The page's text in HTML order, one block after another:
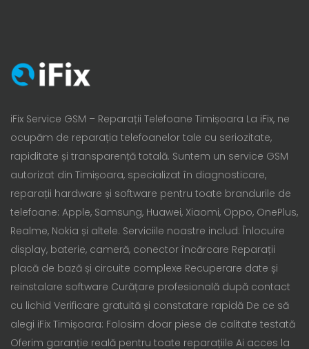
iFix Service GSM – Reparații Telefoane Timișoara La iFix, ne
ocupăm de reparația telefoanelor tale cu seriozitate,
rapiditate și transparență totală. Suntem un service GSM
autorizat din Timișoara, specializat în diagnosticare,
reparații hardware și software pentru toate brandurile de
telefoane: Apple, Samsung, Huawei, Xiaomi, Oppo, OnePlus,
Realme, Nokia și altele. Serviciile noastre includ: Înlocuire
display, baterie, cameră, conector încărcare Reparații
placă de bază și circuite complexe Recuperare date și
reinstalare software Curățare profesională după contact
cu lichid Verificare gratuită și constatare rapidă De ce să
alegi iFix Timișoara: Folosim doar piese de calitate testată
Oferim garanție reală pentru toate reparațiile Ai acces la